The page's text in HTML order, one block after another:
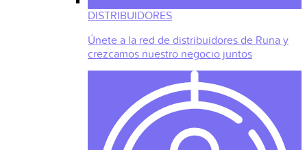
DISTRIBUIDORES
Únete a la red de distribuidores de Runa y
crezcamos nuestro negocio juntos